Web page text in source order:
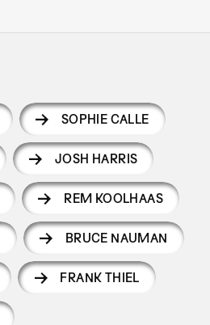
SOPHIE CALLE
JOSH HARRIS
REM KOOLHAAS
BRUCE NAUMAN
FRANK THIEL